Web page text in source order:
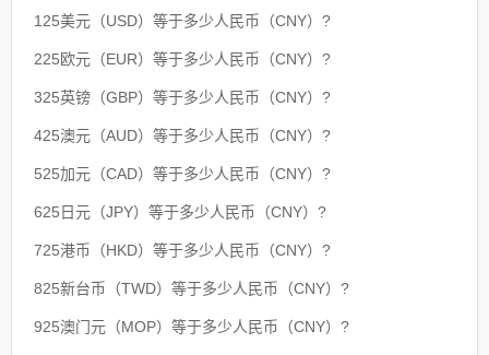
125美元（USD）等于多少人民币（CNY）?
225欧元（EUR）等于多少人民币（CNY）?
325英镑（GBP）等于多少人民币（CNY）?
425澳元（AUD）等于多少人民币（CNY）?
525加元（CAD）等于多少人民币（CNY）?
625日元（JPY）等于多少人民币（CNY）?
725港币（HKD）等于多少人民币（CNY）?
825新台币（TWD）等于多少人民币（CNY）?
925澳门元（MOP）等于多少人民币（CNY）?